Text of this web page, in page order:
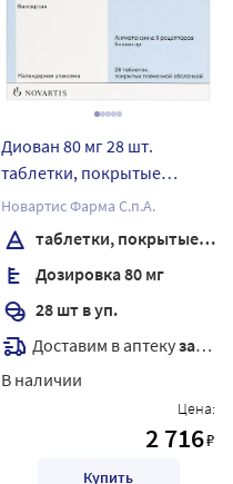
Диован 80 мг 28 шт.
таблетки, покрытые
пленочной оболочкой
Новартис Фарма С.п.А.
таблетки, покрытые пленочной оболочкой
Дозировка 80 мг
28 шт в уп.
Доставим в аптекузавтра
В наличии
Цена:
2 716₽
Купить